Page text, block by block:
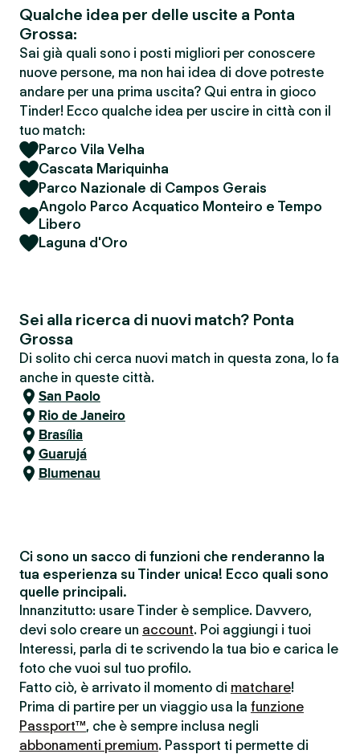
Qualche idea per delle uscite a Ponta
Grossa:
Sai già quali sono i posti migliori per conoscere
nuove persone, ma non hai idea di dove potreste
andare per una prima uscita? Qui entra in gioco
Tinder! Ecco qualche idea per uscire in città con il
tuo match:
Parco Vila Velha
Cascata Mariquinha
Parco Nazionale di Campos Gerais
Angolo Parco Acquatico Monteiro e Tempo
Libero
Laguna d'Oro
Sei alla ricerca di nuovi match? Ponta
Grossa
Di solito chi cerca nuovi match in questa zona, lo fa
anche in queste città.
San Paolo
Rio de Janeiro
Brasília
Guarujá
Blumenau
Ci sono un sacco di funzioni che renderanno la
tua esperienza su Tinder unica! Ecco quali sono
quelle principali.
Innanzitutto: usare Tinder è semplice. Davvero,
devi solo creare un account. Poi aggiungi i tuoi
Interessi, parla di te scrivendo la tua bio e carica le
foto che vuoi sul tuo profilo.
Fatto ciò, è arrivato il momento di matchare!
Prima di partire per un viaggio usa la funzione
Passport™, che è sempre inclusa negli
abbonamenti premium. Passport ti permette di